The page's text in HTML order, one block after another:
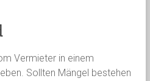
Vermieter in einem
Sollten Mängel bestehen